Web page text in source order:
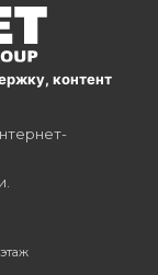
контент